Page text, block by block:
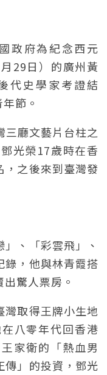
政府為紀念西元
29日）的廣州黃
代史學家考證結
節。
三廳文藝片台柱之
光榮17歲時在香
，之後來到臺灣發
、「彩雲飛」、
錄，他與林青霞搭
驚人票房。
灣取得王牌小生地
八零年代回香港
家衛的「熱血男
傳」的投資，鄧光